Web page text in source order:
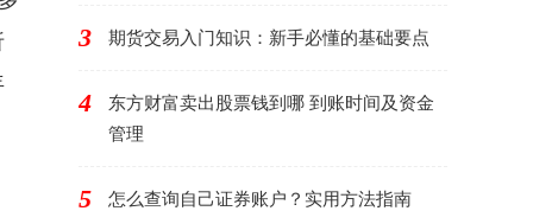
3 期货交易入门知识：新手必懂的基础要点
4
东方财富卖出股票钱到哪 到账时间及资金
管理
5 怎么查询自己证券账户？实用方法指南